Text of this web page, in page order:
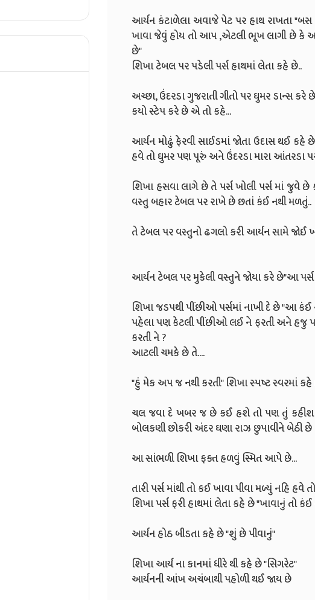
આર્યન કંટાળેલા અવાજે પેટ પર હાથ રાખતા
ખાવા જેવું હોય તો આપ ,એટલી ભૂખ લાગી છે કે આ
છે"
શિખા ટેબલ પર પડેલી પર્સ હાથમાં લેતા કહે છે..
અચ્છા, ઉંદરડા ગુજરાતી ગીતો પર ઘુમર ડાન્સ કરે
કયો સ્ટેપ કરે છે એ તો કહે...
આર્યન મોઢું ફેરવી સાઈડમાં જોતા ઉદાસ થઈ
હવે તો ઘુમર પણ પૂરું અને ઉંદરડા મારા આંતરડા
શિખા હસવા લાગે છે તે પર્સ ખોલી પર્સ માં જુવે છે
વસ્તુ બહાર ટેબલ પર રાખે છે છતાં કંઈ નથી મળતું..
તે ટેબલ પર વસ્તુનો ઢગલો કરી આર્યન સામે જોઈ
આર્યન ટેબલ પર મુકેલી વસ્તુને જોયા કરે છે"આ
શિખા જડપથી પીંછીઓ પર્સમાં નાખી દે છે "આ
પહેલા પણ કેટલી પીંછીઓ લઈ ને ફરતી અને હજુ
કરતી ને ?
આટલી ચમકે છે તે....
"હું મેક અપ જ નથી કરતી" શિખા સ્પષ્ટ સ્વરમાં
ચલ જવા દે ખબર જ છે કઈ હશે તો પણ તું કહીશ
બોલકણી છોકરી અંદર ઘણા રાઝ છુપાવીને બેઠી છે
આ સાંભળી શિખા ફક્ત હળવું સ્મિત આપે છે...
તારી પર્સ માંથી તો કઈ ખાવા પીવા મળ્યું નહિ હવે
શિખા પર્સ ફરી હાથમાં લેતા કહે છે "ખાવાનું તો
આર્યન હોઠ બીડતા કહે છે "શું છે પીવાનું"
શિખા આર્ય ના કાનમાં ધીરે થી કહે છે "સિગરેટ"
આર્યનની આંખ અચંબાથી પહોળી થઈ જાય છે